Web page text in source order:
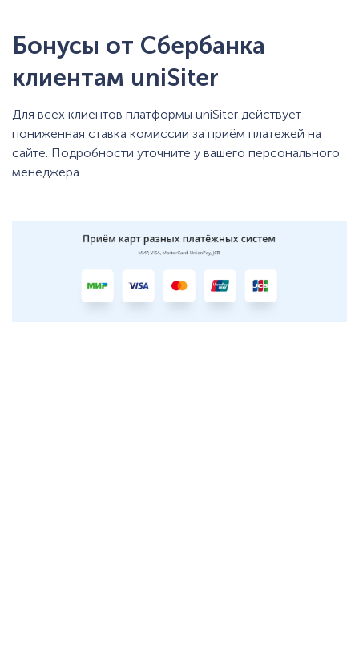
Бонусы от Сбербанка
клиентам uniSiter
Для всех клиентов платформы uniSiter действует
пониженная ставка комиссии за приём платежей на
сайте. Подробности уточните у вашего персонального
менеджера.